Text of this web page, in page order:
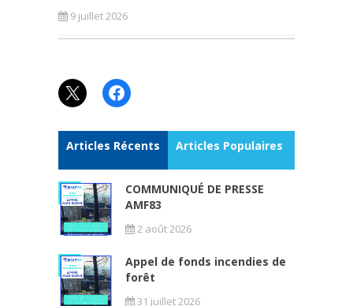
9 juillet 2026
X Facebook
Articles Récents Articles Populaires
COMMUNIQUÉ DE PRESSE
AMF83
2 août 2026
Appel de fonds incendies de
forêt
31 juillet 2026